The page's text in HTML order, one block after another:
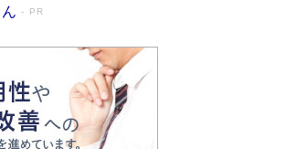
を集めた『ほほえんで生き
ランクイン［エンターテイ
］
Book Bang
巻がベストセラー1位 宇宙
上げた18年の物語に幕 特装
れたマンガ」も収録
PR